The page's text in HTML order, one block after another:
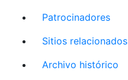
Patrocinadores
Sitios relacionados
Archivo histórico